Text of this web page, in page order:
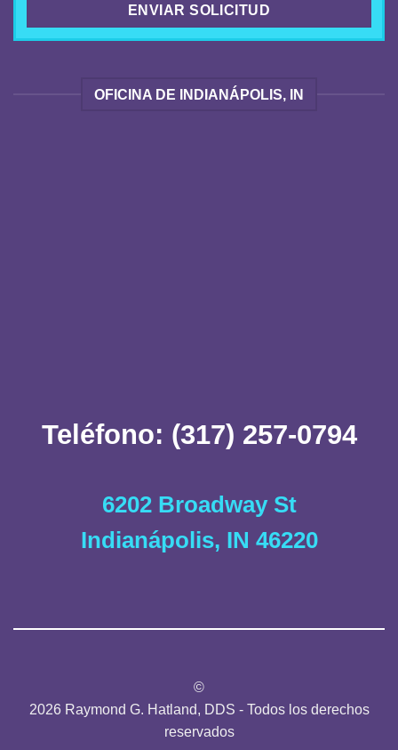
OFICINA DE INDIANÁPOLIS, IN
Teléfono: (317) 257-0794
6202 Broadway St
Indianápolis, IN 46220
©
2026 Raymond G. Hatland, DDS - Todos los derechos
reservados